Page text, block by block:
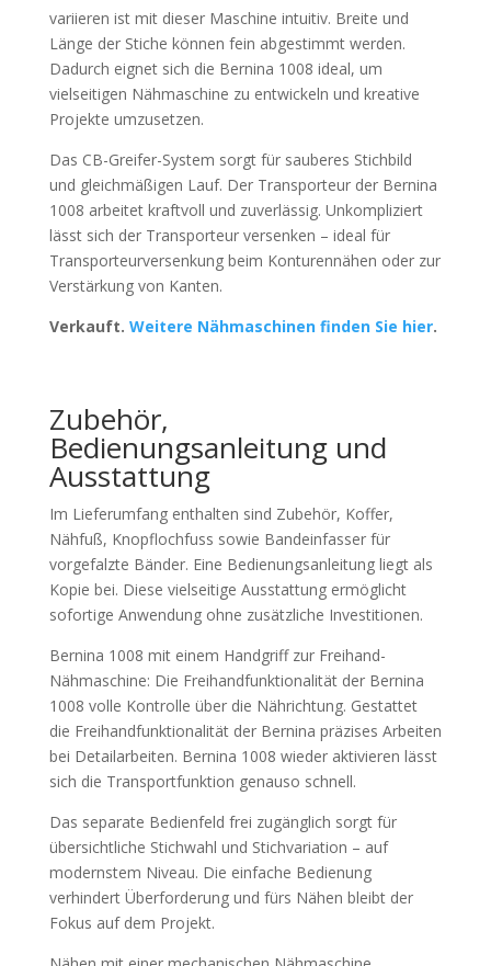
variieren ist mit dieser Maschine intuitiv. Breite und
Länge der Stiche können fein abgestimmt werden.
Dadurch eignet sich die Bernina 1008 ideal, um
vielseitigen Nähmaschine zu entwickeln und kreative
Projekte umzusetzen.
Das CB-Greifer-System sorgt für sauberes Stichbild
und gleichmäßigen Lauf. Der Transporteur der Bernina
1008 arbeitet kraftvoll und zuverlässig. Unkompliziert
lässt sich der Transporteur versenken – ideal für
Transporteurversenkung beim Konturennähen oder zur
Verstärkung von Kanten.
Verkauft. Weitere Nähmaschinen finden Sie hier.
Zubehör,
Bedienungsanleitung und
Ausstattung
Im Lieferumfang enthalten sind Zubehör, Koffer,
Nähfuß, Knopflochfuss sowie Bandeinfasser für
vorgefalzte Bänder. Eine Bedienungsanleitung liegt als
Kopie bei. Diese vielseitige Ausstattung ermöglicht
sofortige Anwendung ohne zusätzliche Investitionen.
Bernina 1008 mit einem Handgriff zur Freihand-
Nähmaschine: Die Freihandfunktionalität der Bernina
1008 volle Kontrolle über die Nährichtung. Gestattet
die Freihandfunktionalität der Bernina präzises Arbeiten
bei Detailarbeiten. Bernina 1008 wieder aktivieren lässt
sich die Transportfunktion genauso schnell.
Das separate Bedienfeld frei zugänglich sorgt für
übersichtliche Stichwahl und Stichvariation – auf
modernstem Niveau. Die einfache Bedienung
verhindert Überforderung und fürs Nähen bleibt der
Fokus auf dem Projekt.